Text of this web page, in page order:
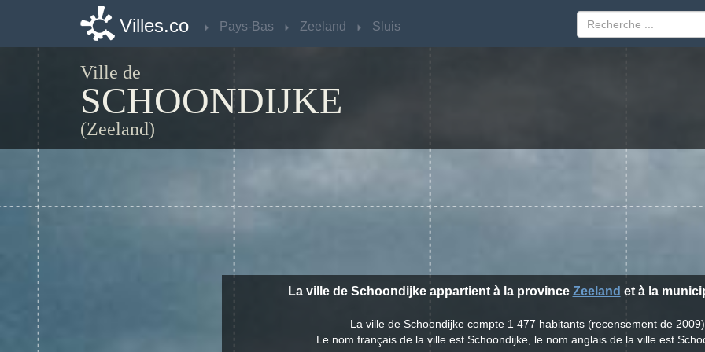
Villes.co Pays-Bas Zeeland Sluis
Ville de
SCHOONDIJKE
(Zeeland)
La ville de Schoondijke appartient à la province Zeeland et à la
La ville de Schoondijke compte 1 477 habitants (recensement de 2009).
Le nom français de la ville est Schoondijke, le nom anglais de la ville est
Villes.co Pays-Bas Zeeland Sluis